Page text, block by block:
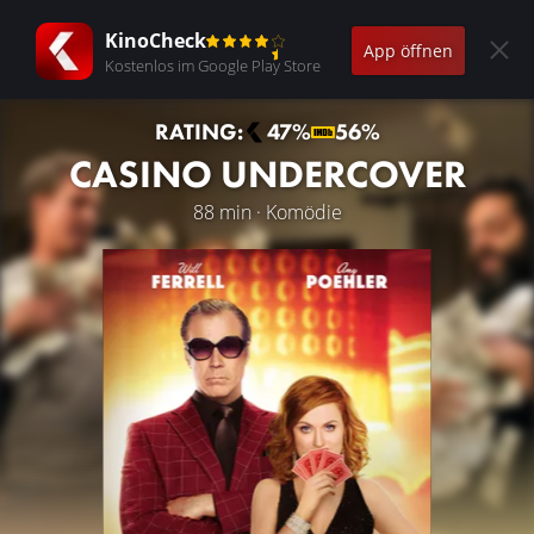
KinoCheck
Kostenlos im Google Play Store
App öffnen
RATING: 47% 56%
CASINO UNDERCOVER
88 min · Komödie